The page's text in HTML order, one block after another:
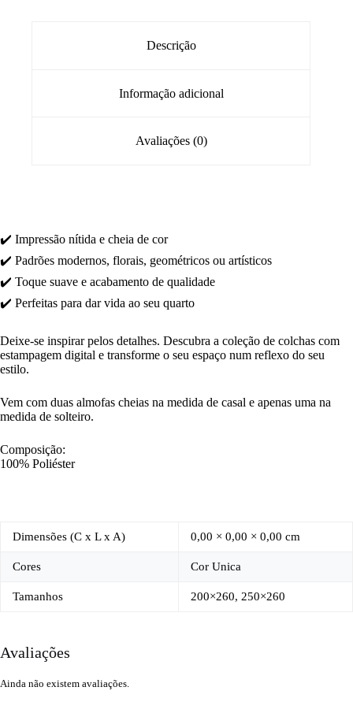
Descrição
Informação adicional
Avaliações (0)
✔️ Impressão nítida e cheia de cor
✔️ Padrões modernos, florais, geométricos ou artísticos
✔️ Toque suave e acabamento de qualidade
✔️ Perfeitas para dar vida ao seu quarto
Deixe-se inspirar pelos detalhes. Descubra a coleção de colchas com
estampagem digital e transforme o seu espaço num reflexo do seu
estilo.
Vem com duas almofas cheias na medida de casal e apenas uma na
medida de solteiro.
Composição:
100% Poliéster
Dimensões (C x L x A) 0,00 × 0,00 × 0,00 cm
Cores Cor Unica
Tamanhos 200×260, 250×260
Avaliações
Ainda não existem avaliações.